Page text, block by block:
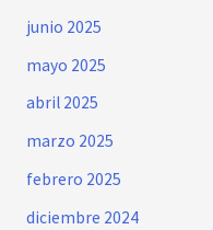
junio 2025
mayo 2025
abril 2025
marzo 2025
febrero 2025
diciembre 2024